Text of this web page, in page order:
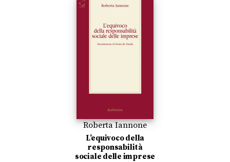
Roberta Iannone
L’equivoco della
responsabilità
sociale delle imprese